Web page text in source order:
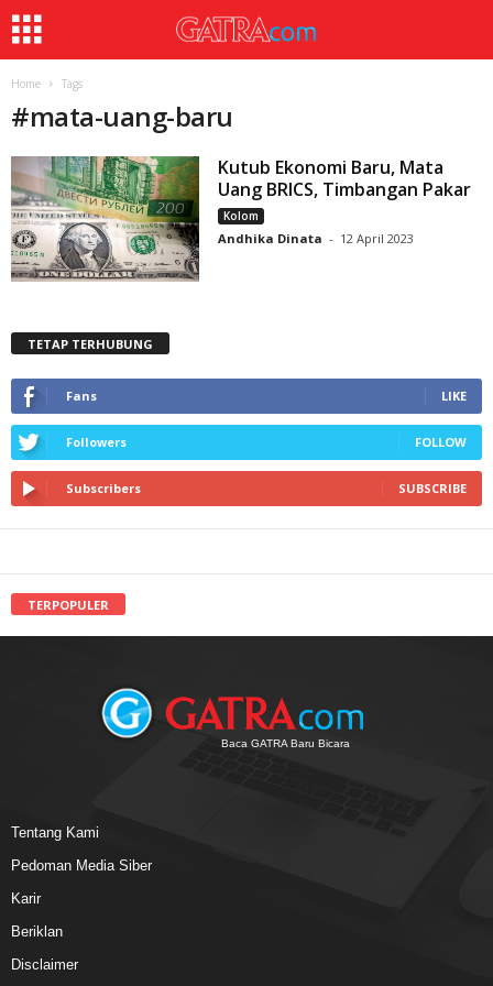
Home Tags
#mata-uang-baru
Kutub Ekonomi Baru, Mata
Uang BRICS, Timbangan Pakar
Kolom
Andhika Dinata - 12 April 2023
TETAP TERHUBUNG
Fans LIKE
Followers FOLLOW
Subscribers SUBSCRIBE
TERPOPULER
Baca GATRA Baru Bicara
Tentang Kami
Pedoman Media Siber
Karir
Beriklan
Disclaimer